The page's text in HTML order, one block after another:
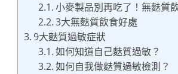
小麥製品別再吃了！無麩質
3大無麩質飲食好處
9大麩質過敏症狀
如何知道自己麩質過敏？
如何自我做麩質過敏檢測？